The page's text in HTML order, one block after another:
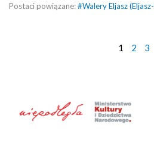
Postaci powiązane:#Walery Eljasz
1 2 3